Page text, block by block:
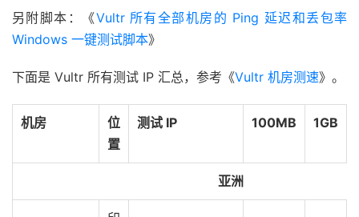
另附脚本：《Vultr 所有全部机房的 Ping 延迟和丢包率
Windows 一键测试脚本》
下面是 Vultr 所有测试 IP 汇总，参考《Vultr 机房测速》。
机房
位
置
测试 IP 100MB 1GB
亚洲